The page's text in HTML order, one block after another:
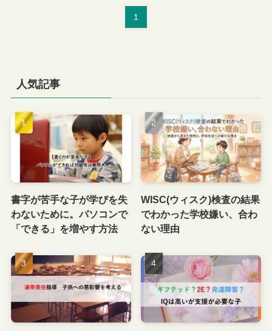
1
人気記事
書字が苦手な子が学びを失
わないために。パソコンで
「できる」を増やす方法
WISC(ウィスク)検査の結果
でわかった学校嫌い、合わ
ない理由